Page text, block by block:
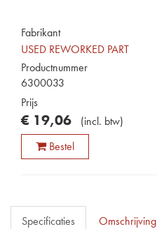
Fabrikant
USED REWORKED PART
Productnummer
6300033
Prijs
€ 19,06 (incl. btw)
Bestel
Specificaties Omschrijving